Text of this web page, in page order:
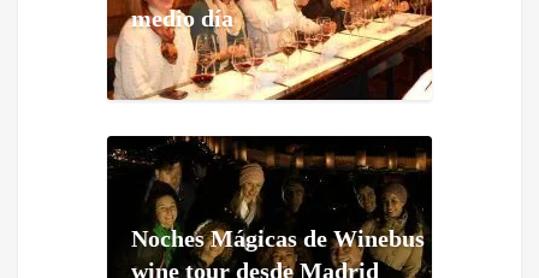
medio día
Noches Mágicas de Winebus
wine tour desde Madrid